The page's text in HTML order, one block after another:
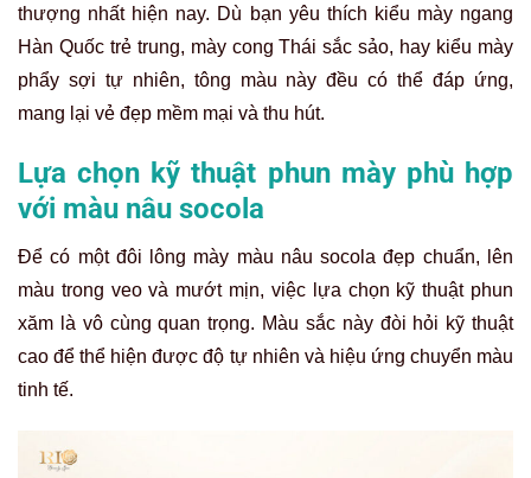
thượng nhất hiện nay. Dù bạn yêu thích kiểu mày ngang
Hàn Quốc trẻ trung, mày cong Thái sắc sảo, hay kiểu mày
phẩy sợi tự nhiên, tông màu này đều có thể đáp ứng,
mang lại vẻ đẹp mềm mại và thu hút.
Lựa chọn kỹ thuật phun mày phù hợp
với màu nâu socola
Để có một đôi lông mày màu nâu socola đẹp chuẩn, lên
màu trong veo và mướt mịn, việc lựa chọn kỹ thuật phun
xăm là vô cùng quan trọng. Màu sắc này đòi hỏi kỹ thuật
cao để thể hiện được độ tự nhiên và hiệu ứng chuyển màu
tinh tế.